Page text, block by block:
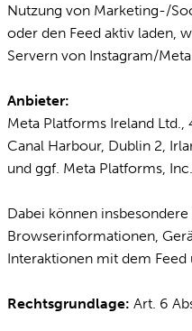
Nutzung von Marketing-/
oder den Feed aktiv laden,
Servern von Instagram/
Anbieter:
Meta Platforms Ireland Ltd.,
Canal Harbour, Dublin 2,
und ggf. Meta Platforms,
Dabei können
Browserinformationen,
Interaktionen mit dem
Rechtsgrundlage: Art. 6